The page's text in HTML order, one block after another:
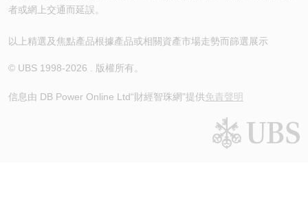
者或網上交通而延誤。
以上精選及焦點產品根據產品或相關資產市場走勢而篩選展示
© UBS 1998-2026 . 版權所有。
信息由 DB Power Online Ltd“財經智珠網”提供免責聲明